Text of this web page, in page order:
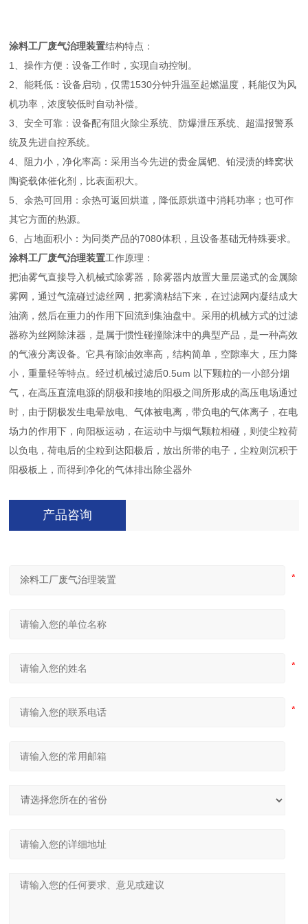
涂料工厂废气治理装置结构特点：
1、操作方便：设备工作时，实现自动控制。
2、能耗低：设备启动，仅需1530分钟升温至起燃温度，耗能仅为风
机功率，浓度较低时自动补偿。
3、安全可靠：设备配有阻火除尘系统、防爆泄压系统、超温报警系
统及先进自控系统。
4、阻力小，净化率高：采用当今先进的贵金属钯、铂浸渍的蜂窝状
陶瓷载体催化剂，比表面积大。
5、余热可回用：余热可返回烘道，降低原烘道中消耗功率；也可作
其它方面的热源。
6、占地面积小：为同类产品的7080体积，且设备基础无特殊要求。
涂料工厂废气治理装置工作原理：
把油雾气直接导入机械式除雾器，除雾器内放置大量层递式的金属除
雾网，通过气流碰过滤丝网，把雾滴粘结下来，在过滤网内凝结成大
油滴，然后在重力的作用下回流到集油盘中。采用的机械方式的过滤
器称为丝网除沫器，是属于惯性碰撞除沫中的典型产品，是一种高效
的气液分离设备。它具有除油效率高，结构简单，空隙率大，压力降
小，重量轻等特点。经过机械过滤后0.5um 以下颗粒的一小部分烟
气，在高压直流电源的阴极和接地的阳极之间所形成的高压电场通过
时，由于阴极发生电晕放电、气体被电离，带负电的气体离子，在电
场力的作用下，向阳板运动，在运动中与烟气颗粒相碰，则使尘粒荷
以负电，荷电后的尘粒到达阳极后，放出所带的电子，尘粒则沉积于
阳极板上，而得到净化的气体排出除尘器外
产品咨询